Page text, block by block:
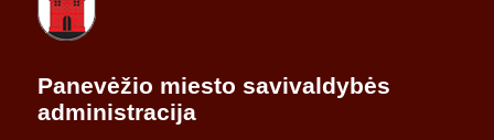
Panevėžio miesto savivaldybės
administracija